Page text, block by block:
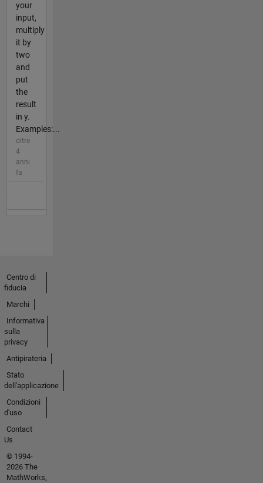
your
input,
multiply
it by
two
and
put
the
result
in y.
Examples:...
oltre
4
anni
fa
Centro di
fiducia
Marchi
Informativa
sulla
privacy
Antipirateria
Stato
dell'applicazione
Condizioni
d'uso
Contact
Us
© 1994-
2026 The
MathWorks,